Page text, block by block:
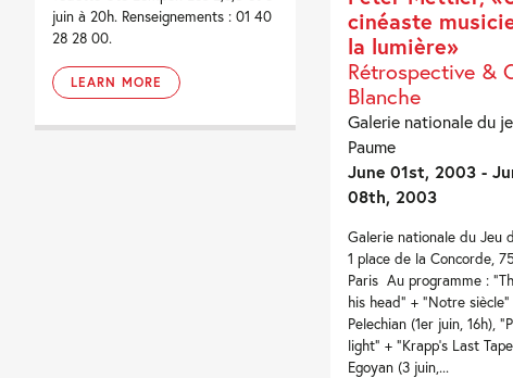
juin à 20h. Renseignements : 01 40
28 28 00.
LEARN MORE
cinéaste
la lumière»
Rétrospective &
Blanche
Galerie nationale du
Paume
June 01st, 2003 -
08th, 2003
Galerie nationale du Jeu
1 place de la Concorde,
Paris Au programme :
his head” + “Notre
Pelechian (1er juin, 16h),
light” + “Krapp’s Last
Egoyan (3 juin,...